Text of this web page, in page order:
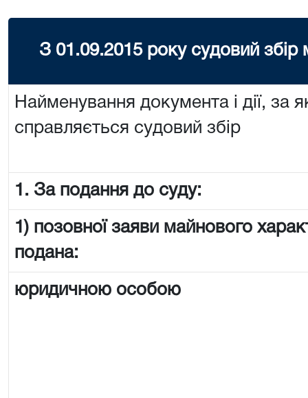
З 01.09.2015 року судовий
Найменування документа і дії, за
справляється судовий збір
1. За подання до суду:
1) позовної заяви майнового
подана:
юридичною особою